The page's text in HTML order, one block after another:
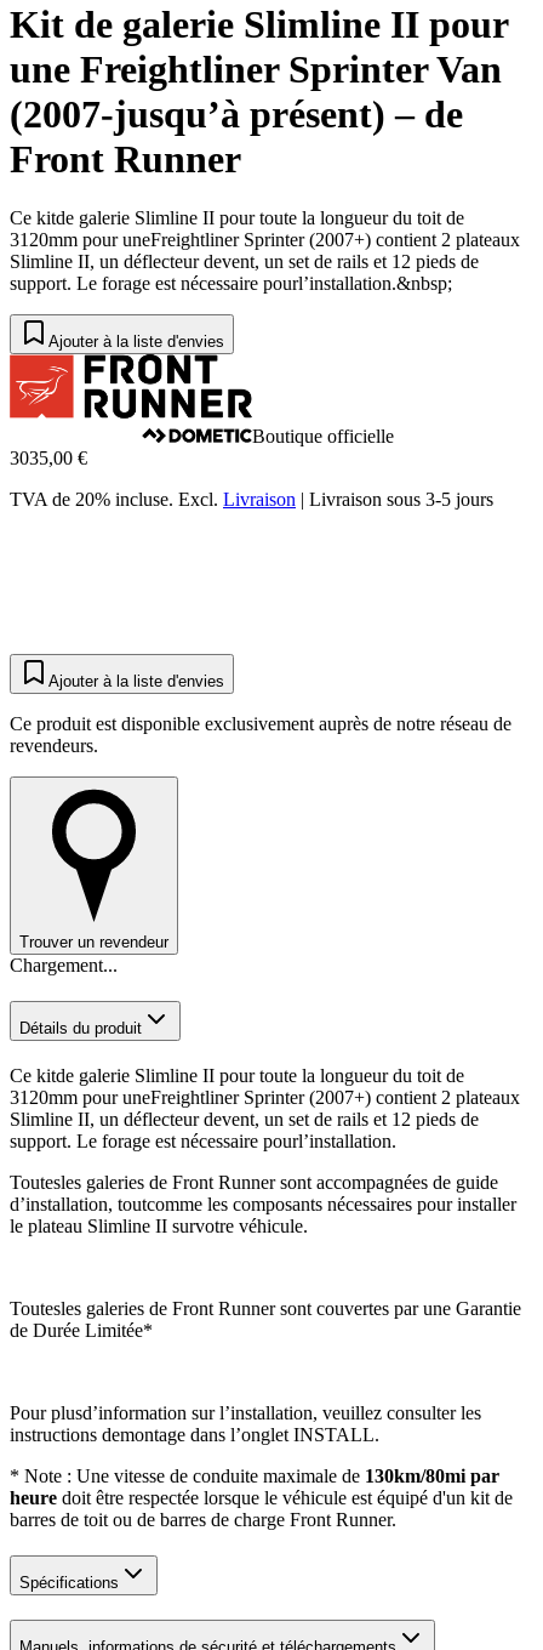
Kit de galerie Slimline II pour
une Freightliner Sprinter Van
(2007-jusqu’à présent) – de
Front Runner
Ce kitde galerie Slimline II pour toute la longueur du toit de
3120mm pour uneFreightliner Sprinter (2007+) contient 2 plateaux
Slimline II, un déflecteur devent, un set de rails et 12 pieds de
support. Le forage est nécessaire pourl’installation.&nbsp;
Ajouter à la liste d'envies
Boutique officielle
3035,00 €
TVA de 20% incluse. Excl. Livraison | Livraison sous 3-5 jours
Ajouter à la liste d'envies
Ce produit est disponible exclusivement auprès de notre réseau de
revendeurs.
Trouver un revendeur
Chargement...
Détails du produit
Ce kitde galerie Slimline II pour toute la longueur du toit de
3120mm pour uneFreightliner Sprinter (2007+) contient 2 plateaux
Slimline II, un déflecteur devent, un set de rails et 12 pieds de
support. Le forage est nécessaire pourl’installation.
Toutesles galeries de Front Runner sont accompagnées de guide
d’installation, toutcomme les composants nécessaires pour installer
le plateau Slimline II survotre véhicule.
Toutesles galeries de Front Runner sont couvertes par une Garantie
de Durée Limitée*
Pour plusd’information sur l’installation, veuillez consulter les
instructions demontage dans l’onglet INSTALL.
* Note : Une vitesse de conduite maximale de 130km/80mi par
heure doit être respectée lorsque le véhicule est équipé d'un kit de
barres de toit ou de barres de charge Front Runner.
Spécifications